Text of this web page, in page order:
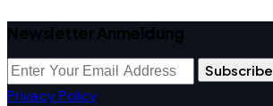
Newsletter Anmeldung
Subscribe
Privacy Policy.